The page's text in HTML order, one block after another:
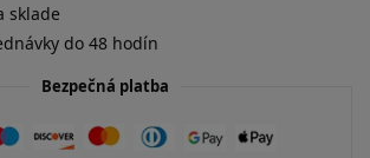
sklade
do 48 hodín
Bezpečná platba